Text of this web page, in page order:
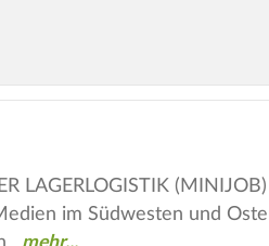
LAGERLOGISTIK
im Südwesten und